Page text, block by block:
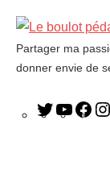
Le
boulot
Partager ma
donner envie de